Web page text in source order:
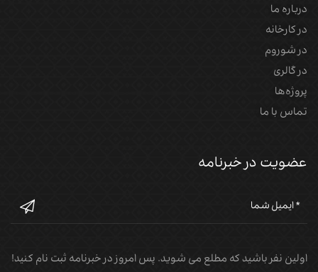
درباره ما
در کارخانه
در شوروم
در گالری
پروژه‌‌ها
تماس با ما
عضویت در خبرنامه
اولین نفر باشید که مطلع می شوید. پس امروز در خبرنامه ثبت نام کنید!